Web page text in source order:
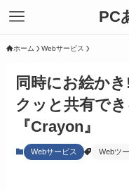
PC
ホーム Webサービス
同時にお絵か
クッと共有で
『Crayon』
Webサービス Webツ